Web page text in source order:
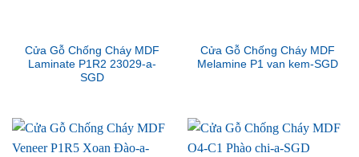
Cửa Gỗ Chống Cháy MDF
Laminate P1R2 23029-a-
SGD
Cửa Gỗ Chống Cháy MDF
Melamine P1 van kem-SGD